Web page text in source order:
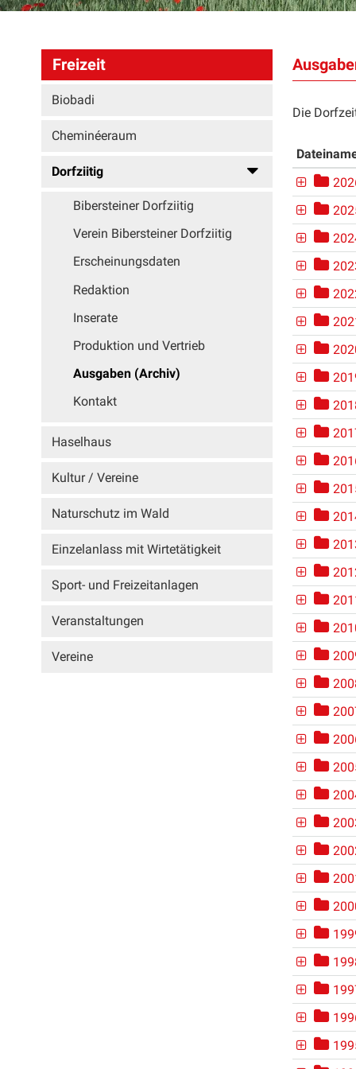
Freizeit
Biobadi
Cheminéeraum
Dorfziitig
Bibersteiner Dorfziitig
Verein Bibersteiner Dorfziitig
Erscheinungsdaten
Redaktion
Inserate
Produktion und Vertrieb
Ausgaben (Archiv)
Kontakt
Haselhaus
Kultur / Vereine
Naturschutz im Wald
Einzelanlass mit Wirtetätigkeit
Sport- und Freizeitanlagen
Veranstaltungen
Vereine
Die